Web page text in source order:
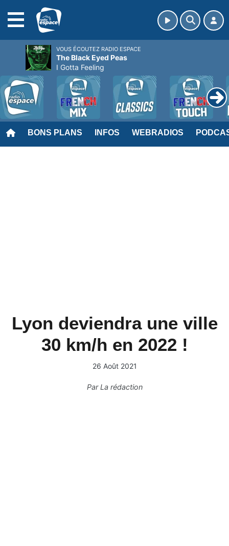
BONS PLANS INFOS WEBRADIOS
Lyon deviendra une ville
30 km/h en 2022 !
26 Août 2021
ParLa rédaction
VOUS ÉCOUTEZ RADIO ESPACE
The Black Eyed Peas
I Gotta Feeling